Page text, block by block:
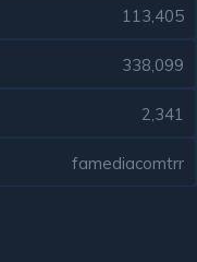
113,405
338,099
2,341
famediacomtrr